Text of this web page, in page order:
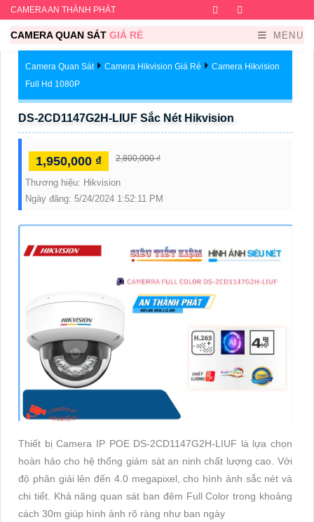
CAMERA AN THÀNH PHÁT Facebook
CAMERA QUAN SÁT GIÁ RẺ MENU
Camera Quan Sát Camera Hikvision Giá Rẻ
Camera Hikvision
Full Hd 1080P
DS-2CD1147G2H-LIUF Sắc Nét Hikvision
1,950,000 ₫ 2,800,000 ₫
Thương hiệu: Hikvision
Ngày đăng: 5/24/2024 1:52:11 PM
Thiết bị Camera IP POE DS-2CD1147G2H-LIUF là lựa chọn
hoàn hảo cho hệ thống giám sát an ninh chất lượng cao. Với
độ phân giải lên đến 4.0 megapixel, cho hình ảnh sắc nét và
chi tiết. Khả năng quan sát ban đêm Full Color trong khoảng
cách 30m giúp hình ảnh rõ ràng như ban ngày